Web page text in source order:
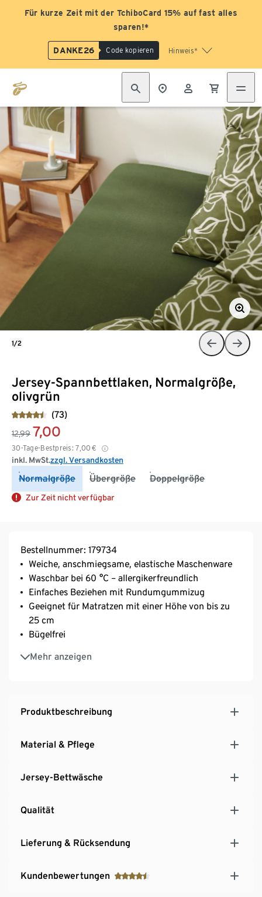
Für kurze Zeit mit der TchiboCard 15% auf fast alles
sparen!*
DANKE26 Code kopieren Hinweis*
Jersey-Spannbettlaken, Normalgröße,
olivgrün
(73)
12,99 7,00
30-Tage-Bestpreis: 7,00 €
inkl. MwSt.zzgl. Versandkosten
Normalgröße Übergröße Doppelgröße
Zur Zeit nicht verfügbar
1/2
Bestellnummer: 179734
Weiche, anschmiegsame, elastische Maschenware
Waschbar bei 60 °C – allergikerfreundlich
Einfaches Beziehen mit Rundumgummizug
Geeignet für Matratzen mit einer Höhe von bis zu
25 cm
Bügelfrei
Mehr anzeigen
Aus Baumwolle
Produktbeschreibung
Material & Pflege
Jersey-Bettwäsche
Qualität
Lieferung & Rücksendung
Kundenbewertungen